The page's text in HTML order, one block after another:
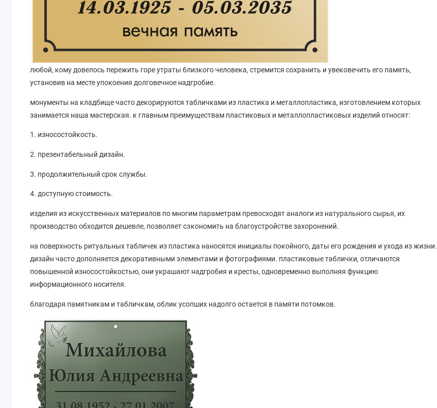
любой, кому довелось пережить горе утраты близкого человека, стремится сохранить и увековечить его память,
установив на месте упокоения долговечное надгробие.
монументы на кладбище часто декорируются табличками из пластика и металлопластика, изготовлением которых
занимается наша мастерская. к главным преимуществам пластиковых и металлопластиковых изделий относят:
1. износостойкость.
2. презентабельный дизайн.
3. продолжительный срок службы.
4. доступную стоимость.
изделия из искусственных материалов по многим параметрам превосходят аналоги из натурального сырья, их
производство обходится дешевле, позволяет сэкономить на благоустройстве захоронений.
на поверхность ритуальных табличек из пластика наносятся инициалы покойного, даты его рождения и ухода из жизни.
дизайн часто дополняется декоративными элементами и фотографиями. пластиковые таблички, отличаются
повышенной износостойкостью, они украшают надгробия и кресты, одновременно выполняя функцию
информационного носителя.
благодаря памятникам и табличкам, облик усопших надолго остается в памяти потомков.